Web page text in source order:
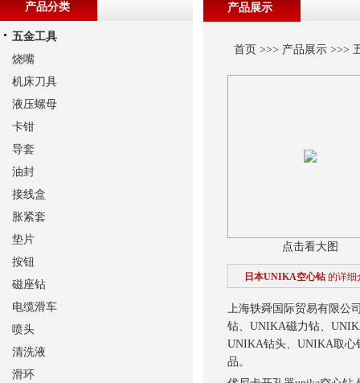
产品展示
首页 >>> 产品展示>>>
点击看大图
日本UNIKA空心钻 的详细
上海轶舜国际贸易有限公
钻、UNIKA磁力钻、
UNIKA钻头、UNIKA取心
品。
产品分类
五金工具
烧嘴
机床刀具
液压螺母
卡钳
导套
油封
接线盒
胀紧套
垫片
按钮
磁座钻
电缆滑车
喷头
清洗液
滑环